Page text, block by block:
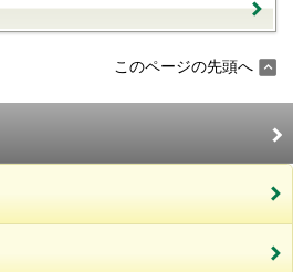
このページの先頭へ